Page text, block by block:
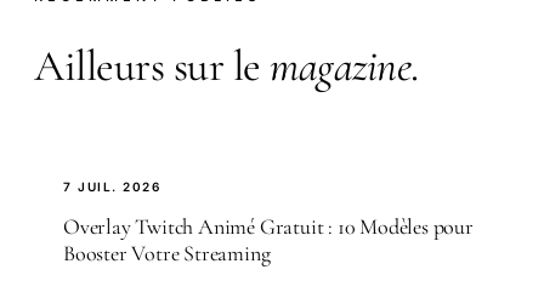
Ailleurs sur le magazine.
7 JUIL. 2026
Overlay Twitch Animé Gratuit : 10 Modèles pour
Booster Votre Streaming